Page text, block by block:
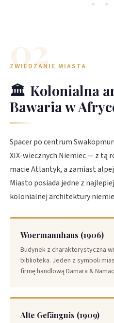
✦ ✦
02
ZWIEDZANIE MIASTA
🏛️ Kolonialna
Bawaria w
Spacer po centrum
XIX-wiecznych Niemiec — z tą
macie Atlantyk, a zamiast
Miasto posiada jedne z
kolonialnej architektury
Woermannhaus (1906)
Budynek z charakterystyczną
biblioteka. Jeden z symboli
firmę handlową Damara &
Alte Gefängnis (1909)